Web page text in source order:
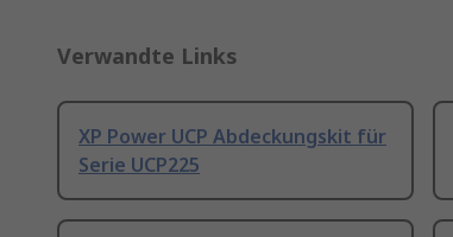
Verwandte Links
XP Power UCP Abdeckungskit für
Serie UCP225